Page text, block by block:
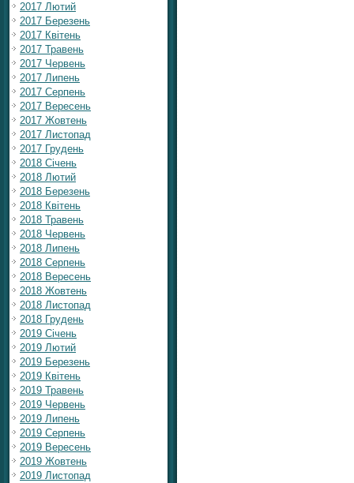
2017 Лютий
2017 Березень
2017 Квітень
2017 Травень
2017 Червень
2017 Липень
2017 Серпень
2017 Вересень
2017 Жовтень
2017 Листопад
2017 Грудень
2018 Січень
2018 Лютий
2018 Березень
2018 Квітень
2018 Травень
2018 Червень
2018 Липень
2018 Серпень
2018 Вересень
2018 Жовтень
2018 Листопад
2018 Грудень
2019 Січень
2019 Лютий
2019 Березень
2019 Квітень
2019 Травень
2019 Червень
2019 Липень
2019 Серпень
2019 Вересень
2019 Жовтень
2019 Листопад